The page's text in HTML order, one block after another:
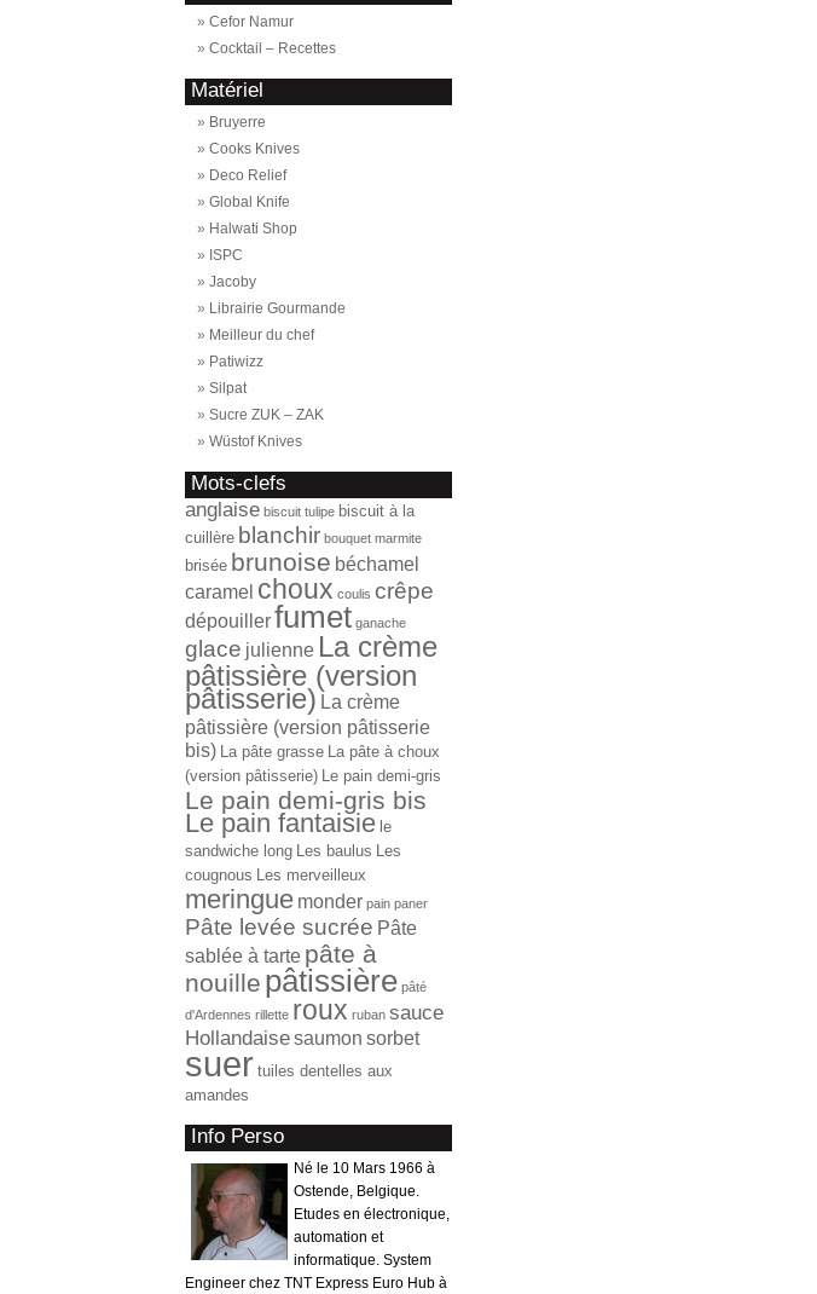
Cefor Namur
Cocktail – Recettes
Matériel
Bruyerre
Cooks Knives
Deco Relief
Global Knife
Halwati Shop
ISPC
Jacoby
Librairie Gourmande
Meilleur du chef
Patiwizz
Silpat
Sucre ZUK – ZAK
Wüstof Knives
Mots-clefs
anglaise biscuit tulipe biscuit à la
cuillère blanchir bouquet marmite
brisée brunoise béchamel
caramel choux coulis crêpe
dépouillerfumet ganache
glace julienne La crème
pâtissière (version
pâtisserie) La crème
pâtissière (version pâtisserie
bis) La pâte grasse La pâte à choux
(version pâtisserie) Le pain demi-gris
Le pain demi-gris bis
Le pain fantaisie le
sandwiche long Les baulus Les
cougnous Les merveilleux
meringue monder pain paner
Pâte levée sucrée Pâte
sablée à tarte pâte à
nouille pâtissière pâté
d'Ardennes rillette roux ruban sauce
Hollandaisesaumon sorbet
suer tuiles dentelles aux
amandes
Info Perso
Né le 10 Mars 1966 à
Ostende, Belgique.
Etudes en électronique,
automation et
informatique. System
Engineer chez TNT Express Euro Hub à